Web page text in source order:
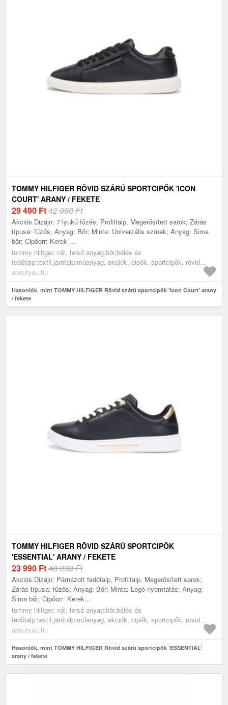
TOMMY HILFIGER RÖVID SZÁRÚ SPORTCIPŐK 'ICON
COURT' ARANY / FEKETE
29 490 Ft42 990 Ft
Akciós.Dizájn: 7 lyukú fűzés, Profiltalp, Megerősített sarok; Zárás
típusa: fűzős; Anyag: Bőr; Minta: Univerzális színek; Anyag: Sima
bőr; Cipőorr: Kerek ...
tommy hilfiger, női, felső anyag:bőr,bélés és
fedőtalp:textil,járótalp:műanyag, akciók, cipők, sportcipők, rövid
szárú edzőcipők, alkalmi sportcipők, arany, fekete
aboutyou.hu
Hasonlók, mint TOMMY HILFIGER Rövid szárú sportcipők 'Icon Court' arany
/ fekete
TOMMY HILFIGER RÖVID SZÁRÚ SPORTCIPŐK
'ESSENTIAL' ARANY / FEKETE
23 990 Ft48 990 Ft
Akciós.Dizájn: Párnázott fedőtalp, Profiltalp, Megerősített sarok;
Zárás típusa: fűzős; Anyag: Bőr; Minta: Logó nyomtatás; Anyag:
Sima bőr; Cipőorr: Kerek...
tommy hilfiger, női, felső anyag:bőr,bélés és
fedőtalp:textil,járótalp:műanyag, akciók, cipők, sportcipők, rövid
szárú edzőcipők, alkalmi sportcipők, arany, fekete
aboutyou.hu
Hasonlók, mint TOMMY HILFIGER Rövid szárú sportcipők 'ESSENTIAL'
arany / fekete